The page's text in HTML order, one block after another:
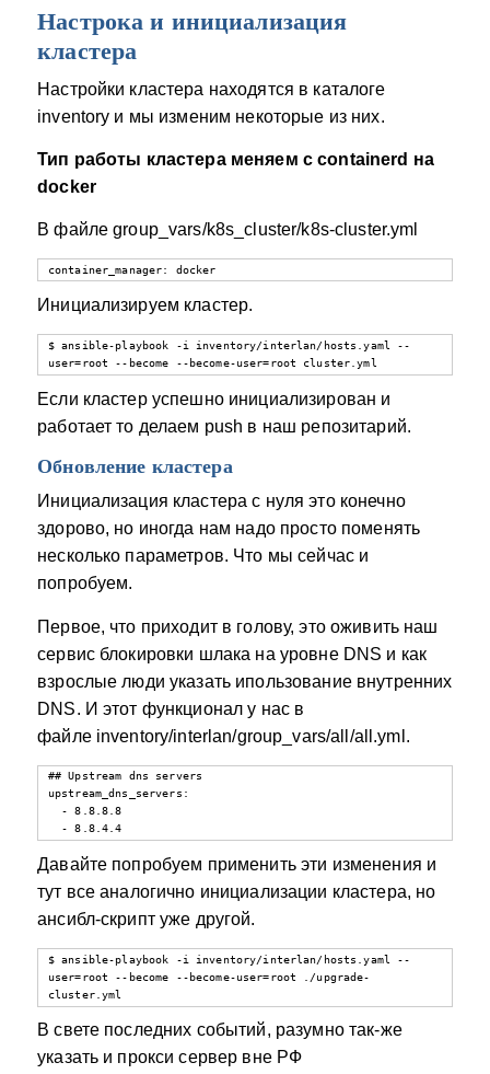
Настрока и инициализация
кластера
Настройки кластера находятся в каталоге
inventory и мы изменим некоторые из них.
Тип работы кластера меняем с containerd на
docker
В файле group_vars/k8s_cluster/k8s-cluster.yml
container_manager: docker
Инициализируем кластер.
$ ansible-playbook -i inventory/interlan/hosts.yaml --
user=root --become --become-user=root cluster.yml
Если кластер успешно инициализирован и
работает то делаем push в наш репозитарий.
Обновление кластера
Инициализация кластера с нуля это конечно
здорово, но иногда нам надо просто поменять
несколько параметров. Что мы сейчас и
попробуем.
Первое, что приходит в голову, это оживить наш
сервис блокировки шлака на уровне DNS и как
взрослые люди указать ипользование внутренних
DNS. И этот функционал у нас в
файле inventory/interlan/group_vars/all/all.yml.
## Upstream dns servers
upstream_dns_servers:
- 8.8.8.8
- 8.8.4.4
Давайте попробуем применить эти изменения и
тут все аналогично инициализации кластера, но
ансибл-скрипт уже другой.
$ ansible-playbook -i inventory/interlan/hosts.yaml --
user=root --become --become-user=root ./upgrade-
cluster.yml
В свете последних событий, разумно так-же
указать и прокси сервер вне РФ